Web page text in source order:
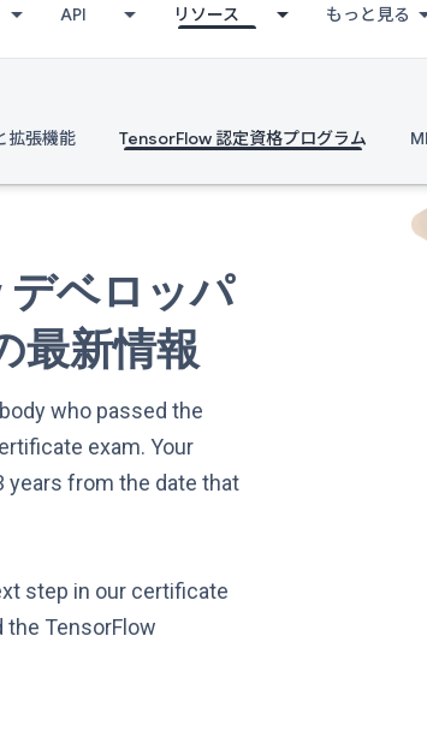
API リソース もっと見る
拡張機能 TensorFlow 認定資格プログラム
ベロッパ
最新情報
who passed the
exam. Your
years from the date that
step in our certificate
the TensorFlow